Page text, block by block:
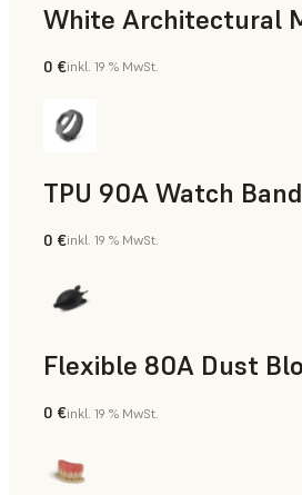
Standard
0 €inkl. 19 % MwSt.
TPU 90A Watch Band
SLS-Pulver
0 €inkl. 19 % MwSt.
0 €inkl. 19 % MwSt.